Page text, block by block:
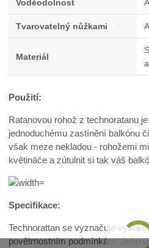
Voděodolnost
Tvarovatelný nůžkami
Materiál
Použití:
Ratanovou rohož z technoratanu
jednoduchému zastínění balkónu
však meze nekladou - rohožemi
květináče a zútulnit si tak váš
Specifikace:
Technorattan se vyznačuje
povětrnostním podmínkám. Jeho